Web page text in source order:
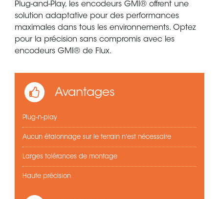
Plug-and-Play, les encodeurs GMI® offrent une
solution adaptative pour des performances
maximales dans tous les environnements. Optez
pour la précision sans compromis avec les
encodeurs GMI® de Flux.
Avantages
Plug-n-play
Aucun étalonnage sur le terrain n'est nécessaire
Larges tolérances de montage
Haute précision